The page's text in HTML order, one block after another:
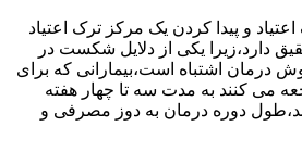
و پیدا کردن یک مرکز ترک اعتیاد
دارد،زیرا یکی از دلایل شکست در
درمان اشتباه است،بیمارانی که برای
می کنند به مدت سه تا چهار هفته
دوره درمان به دوز مصرفی و